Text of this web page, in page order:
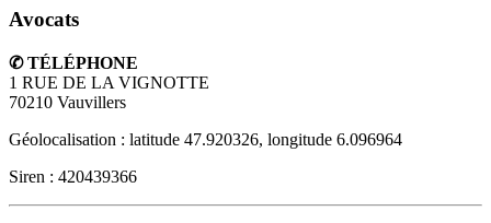
Avocats
✆ TÉLÉPHONE
1 RUE DE LA VIGNOTTE
70210 Vauvillers
Géolocalisation : latitude 47.920326, longitude 6.096964
Siren : 420439366